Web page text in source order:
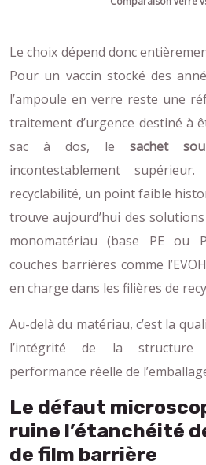
Le choix dépend donc
Pour un vaccin stocké des
l’ampoule en verre reste une
traitement d’urgence destiné à
sac à dos, le sachet
incontestablement
recyclabilité, un point faible
trouve aujourd’hui des
monomatériau (base PE ou
couches barrières comme
en charge dans les filières de
Au-delà du matériau, c’est la
l’intégrité de la structure
performance réelle de
Le défaut
ruine l’étanchéité
de film barrière